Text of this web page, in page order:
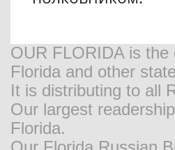
OUR FLORIDA is
Florida and other
It is distributing to all
Our largest
Florida.